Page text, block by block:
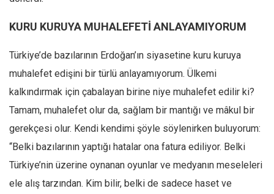
Leyla Şerif Emin
Selçuk Türkyılmaz
Mehmet Ali Tekin
Bağdagül Öz
Esra Elönü
KURU KURUYA MUHALEFETİ ANLAYAMIYORUM
Türkiye’de bazılarının Erdoğan’ın siyasetine kuru kuruya
muhalefet edişini bir türlü anlayamıyorum. Ülkemi
kalkındırmak için çabalayan birine niye muhalefet edilir ki?
Tamam, muhalefet olur da, sağlam bir mantığı ve mâkul bir
gerekçesi olur. Kendi kendimi şöyle söylenirken buluyorum:
“Belki bazılarının yaptığı hatalar ona fatura ediliyor. Belki
Türkiye’nin üzerine oynanan oyunlar ve medyanın meseleleri
ele alış tarzından. Kim bilir, belki de sadece haset ve